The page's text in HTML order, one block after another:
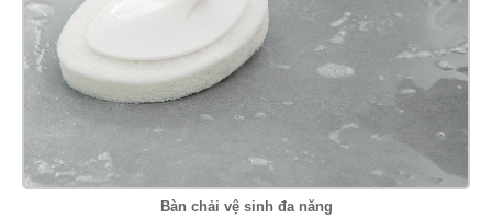
Bàn chải vệ sinh đa năng